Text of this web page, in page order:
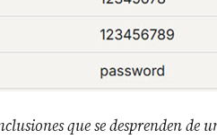
que se desprenden de